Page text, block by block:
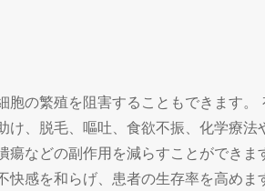
胞の繁殖を阻害することもできます。
け、脱毛、嘔吐、食欲不振、化学療法
瘍などの副作用を減らすことができま
感を和らげ、患者の生存率を高めま